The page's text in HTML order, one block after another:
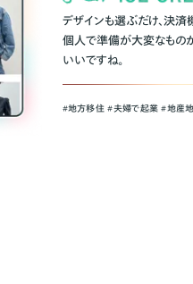
デザインも選ぶだけ、決済
個人で準備が大変なもの
いいですね。
#地方移住 #夫婦で起業 #地産